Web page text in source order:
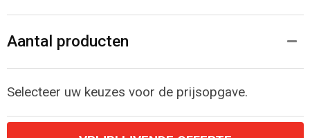
Aantal producten
Selecteer uw keuzes voor de prijsopgave.